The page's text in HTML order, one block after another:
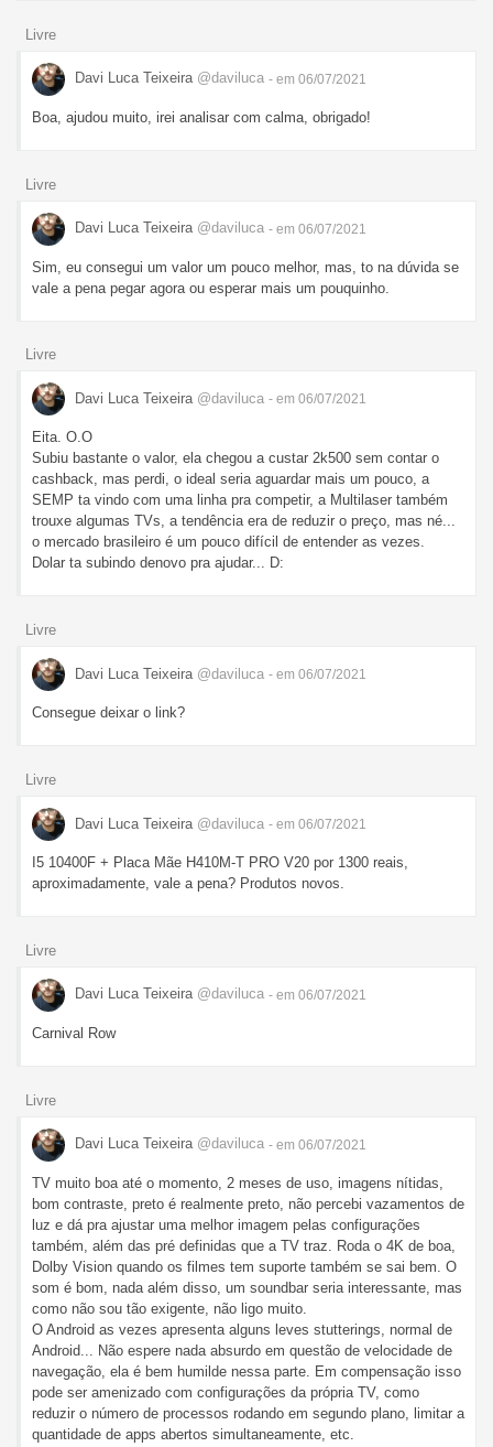
Livre
Davi Luca Teixeira @daviluca - em 06/07/2021
Boa, ajudou muito, irei analisar com calma, obrigado!
Livre
Davi Luca Teixeira @daviluca - em 06/07/2021
Sim, eu consegui um valor um pouco melhor, mas, to na dúvida se
vale a pena pegar agora ou esperar mais um pouquinho.
Livre
Davi Luca Teixeira @daviluca - em 06/07/2021
Eita. O.O
Subiu bastante o valor, ela chegou a custar 2k500 sem contar o
cashback, mas perdi, o ideal seria aguardar mais um pouco, a
SEMP ta vindo com uma linha pra competir, a Multilaser também
trouxe algumas TVs, a tendência era de reduzir o preço, mas né...
o mercado brasileiro é um pouco difícil de entender as vezes.
Dolar ta subindo denovo pra ajudar... D:
Livre
Davi Luca Teixeira @daviluca - em 06/07/2021
Consegue deixar o link?
Livre
Davi Luca Teixeira @daviluca - em 06/07/2021
I5 10400F + Placa Mãe H410M-T PRO V20 por 1300 reais,
aproximadamente, vale a pena? Produtos novos.
Livre
Davi Luca Teixeira @daviluca - em 06/07/2021
Carnival Row
Livre
Davi Luca Teixeira @daviluca - em 06/07/2021
TV muito boa até o momento, 2 meses de uso, imagens nítidas,
bom contraste, preto é realmente preto, não percebi vazamentos de
luz e dá pra ajustar uma melhor imagem pelas configurações
também, além das pré definidas que a TV traz. Roda o 4K de boa,
Dolby Vision quando os filmes tem suporte também se sai bem. O
som é bom, nada além disso, um soundbar seria interessante, mas
como não sou tão exigente, não ligo muito.
O Android as vezes apresenta alguns leves stutterings, normal de
Android... Não espere nada absurdo em questão de velocidade de
navegação, ela é bem humilde nessa parte. Em compensação isso
pode ser amenizado com configurações da própria TV, como
reduzir o número de processos rodando em segundo plano, limitar a
quantidade de apps abertos simultaneamente, etc.